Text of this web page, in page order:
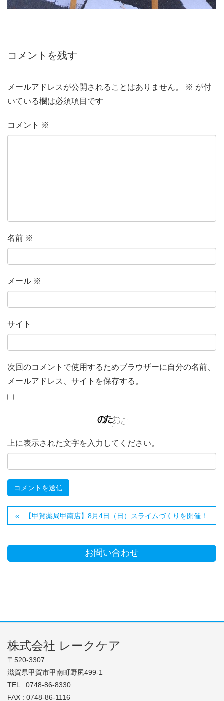
コメントを残す
メールアドレスが公開されることはありません。 ※ が付
いている欄は必須項目です
コメント ※
名前 ※
メール ※
サイト
次回のコメントで使用するためブラウザーに自分の名前、
メールアドレス、サイトを保存する。
上に表示された文字を入力してください。
【甲賀薬局甲南店】8月4日（日）スライムづくりを開催！
お問い合わせ
株式会社 レークケア
〒520-3307
滋賀県甲賀市甲南町野尻499-1
TEL : 0748-86-8330
FAX : 0748-86-1116